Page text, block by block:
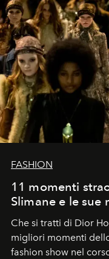
FASHION
11 momenti
Slimane e le sue
Che si tratti di Dior
migliori momenti
fashion show nel